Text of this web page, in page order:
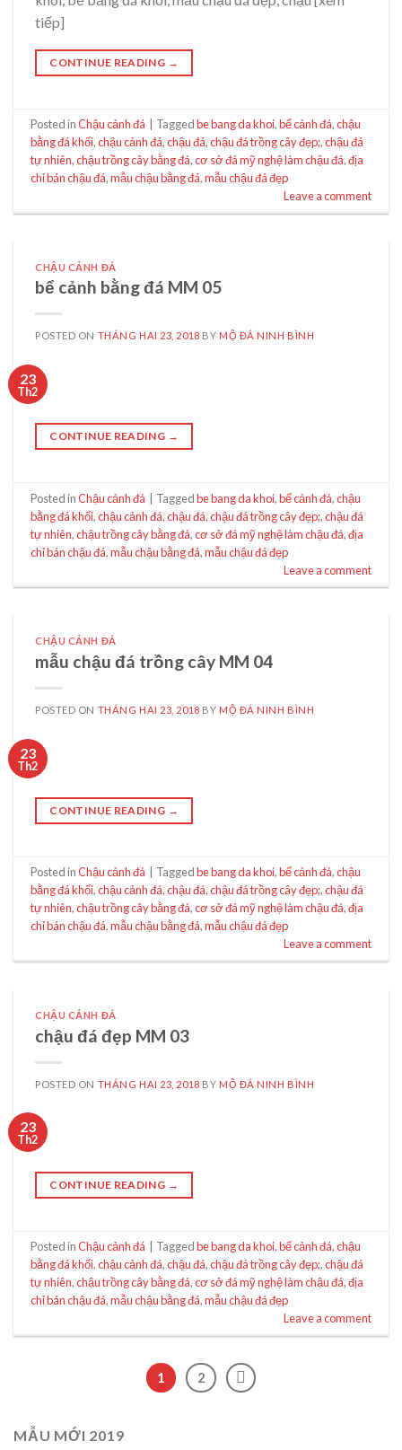
tiếp]
CONTINUE READING →
Posted inChậu cảnh đá Taggedbe bang da khoi,bể cảnh đá,chậu
bằng đá khối,chậu cảnh đá,chậu đá,chậu đá trồng cây đẹp;,chậu đá
tự nhiên,chậu trồng cây bằng đá,cơ sở đá mỹ nghệ làm chậu đá,địa
chỉ bán chậu đá,mẫu chậu bằng đá,mẫu chậu đá đẹp
Leave a comment
CHẬU CẢNH ĐÁ
bể cảnh bằng đá MM 05
POSTED ON THÁNG HAI 23, 2018 BY MỘ ĐÁ NINH BÌNH
23
Th2
CONTINUE READING →
Posted inChậu cảnh đá | Taggedbe bang da khoi,bể cảnh đá,chậu
bằng đá khối,chậu cảnh đá,chậu đá,chậu đá trồng cây đẹp;,chậu đá
tự nhiên,chậu trồng cây bằng đá,cơ sở đá mỹ nghệ làm chậu đá,địa
chỉ bán chậu đá,mẫu chậu bằng đá,mẫu chậu đá đẹp
Leave a comment
CHẬU CẢNH ĐÁ
mẫu chậu đá trồng cây MM 04
POSTED ON THÁNG HAI 23, 2018 BY MỘ ĐÁ NINH BÌNH
23
Th2
CONTINUE READING →
Posted inChậu cảnh đá Taggedbe bang da khoi,bể cảnh đá,chậu
bằng đá khối,chậu cảnh đá,chậu đá,chậu đá trồng cây đẹp;,chậu đá
tự nhiên,chậu trồng cây bằng đá,cơ sở đá mỹ nghệ làm chậu đá,địa
chỉ bán chậu đá,mẫu chậu bằng đá,mẫu chậu đá đẹp
Leave a comment
CHẬU CẢNH ĐÁ
chậu đá đẹp MM 03
POSTED ON THÁNG HAI 23, 2018 BY MỘ ĐÁ NINH BÌNH
23
Th2
CONTINUE READING →
Posted inChậu cảnh đá Taggedbe bang da khoi,bể cảnh đá,chậu
bằng đá khối,chậu cảnh đá,chậu đá,chậu đá trồng cây đẹp;,chậu đá
tự nhiên,chậu trồng cây bằng đá,cơ sở đá mỹ nghệ làm chậu đá,địa
chỉ bán chậu đá,mẫu chậu bằng đá,mẫu chậu đá đẹp
Leave a comment
1 2
MẪU MỚI 2019